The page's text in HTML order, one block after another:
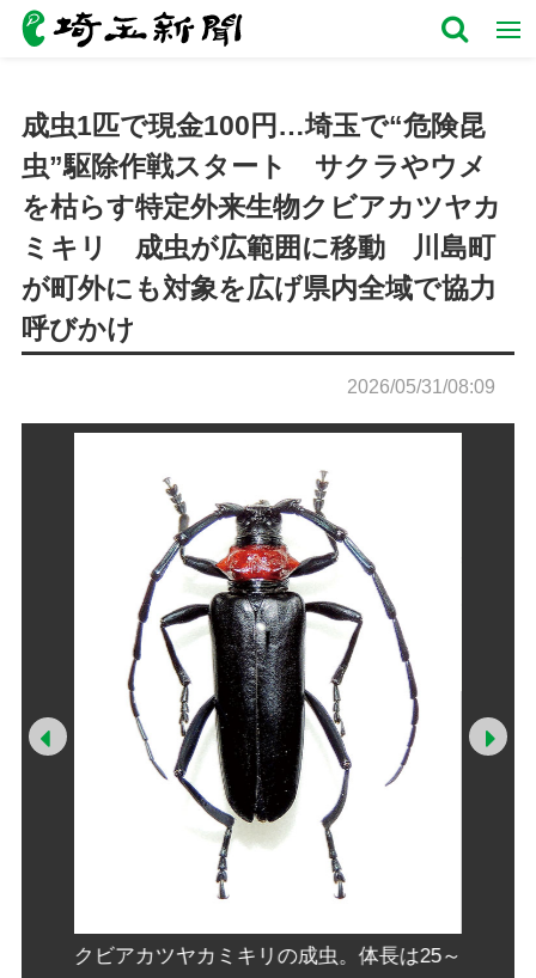
成虫1匹で現金100円…埼玉で“危険昆
虫”駆除作戦スタート サクラやウメ
を枯らす特定外来生物クビアカツヤカ
ミキリ 成虫が広範囲に移動 川島町
が町外にも対象を広げ県内全域で協力
呼びかけ
2026/05/31/08:09
クビアカツヤカミキリの成虫。体長は25～
Prev